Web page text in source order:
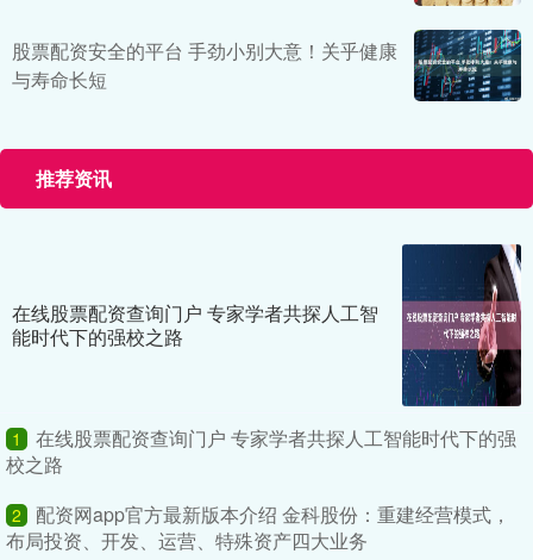
股票配资安全的平台 手劲小别大意！关乎健康
与寿命长短
推荐资讯
在线股票配资查询门户 专家学者共探人工智
能时代下的强校之路
1
在线股票配资查询门户 专家学者共探人工智能时代下的强
校之路
2
配资网app官方最新版本介绍 金科股份：重建经营模式，
布局投资、开发、运营、特殊资产四大业务